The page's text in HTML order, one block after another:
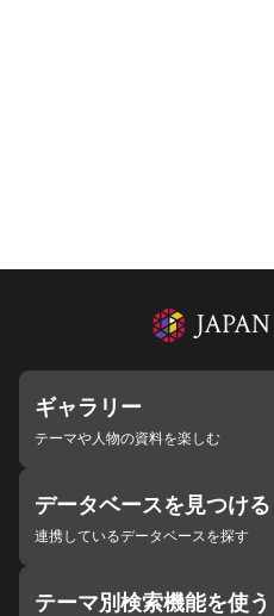
ギャラリー
テーマや人物の資料を楽しむ
データベースを見つける
連携しているデータベースを探す
テーマ別検索機能を使う